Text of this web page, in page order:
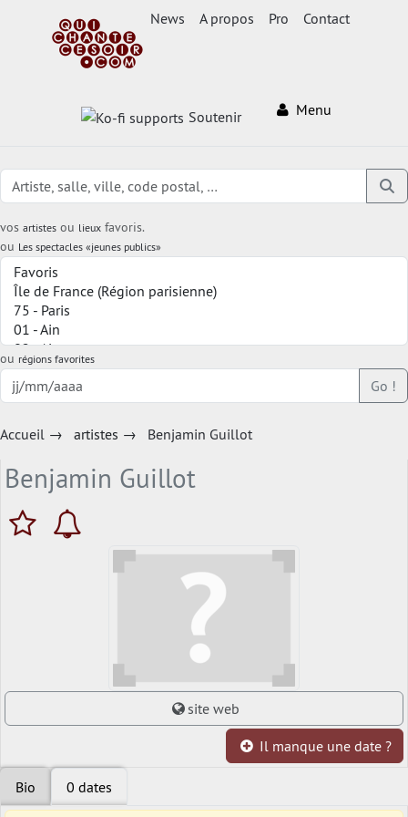
News A propos Pro Contact
Soutenir Menu
vos artistes ou lieux favoris.
ou Les spectacles «jeunes publics»
ou régions favorites
Go !
Accueil → artistes → Benjamin Guillot
Benjamin Guillot
site web
Il manque une date ?
Bio 0 dates